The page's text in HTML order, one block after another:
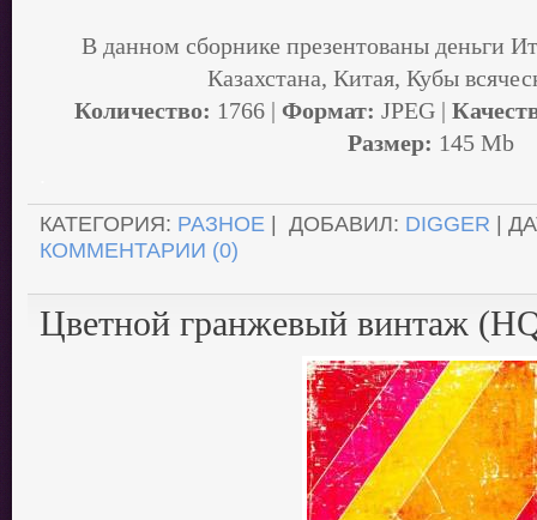
В данном сборнике презентованы деньги
Казахстана, Китая, Кубы
Количество: 1766 | Формат: JPEG |
Размер: 145 Mb
КАТЕГОРИЯ: РАЗНОЕ | ДОБАВИЛ: DIGGER |
КОММЕНТАРИИ (0)
Цветной гранжевый винтаж